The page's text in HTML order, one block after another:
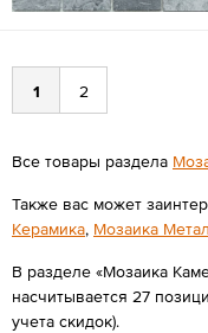
1 2
Все товары раздела
Также вас может
Керамика, Мозаика
В разделе «Мозаика
насчитывается 27
учета скидок).